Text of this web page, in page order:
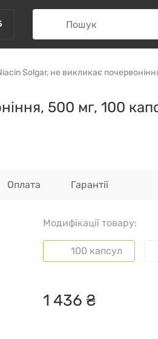
Solgar, не викликає
500 мг, 100
Оплата Гарантії
Модифікації товару:
100 капсул
1 436 ₴